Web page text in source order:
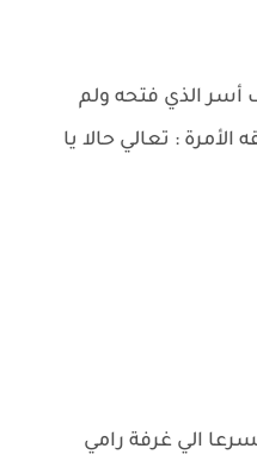
الذي فتحه ولم
: تعالي حالا يا
الي غرفة رامي